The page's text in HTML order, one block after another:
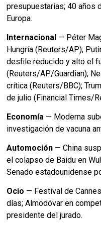
presupuestarias; 40 años
Europa.
Internacional — Péter
Hungría (Reuters/AP);
desfile reducido y alto el
(Reuters/AP/Guardian);
crítica (Reuters/BBC);
de julio (Financial Times/
Economía — Moderna
investigación de vacuna
Automoción — China
el colapso de Baidu en
Senado estadounidense
Ocio — Festival de
días; Almodóvar en
presidente del jurado.